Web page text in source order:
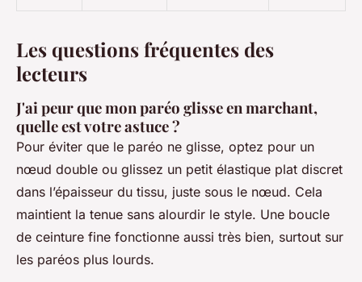
Les questions fréquentes des
lecteurs
J'ai peur que mon paréo glisse en marchant,
quelle est votre astuce ?
Pour éviter que le paréo ne glisse, optez pour un
nœud double ou glissez un petit élastique plat discret
dans l’épaisseur du tissu, juste sous le nœud. Cela
maintient la tenue sans alourdir le style. Une boucle
de ceinture fine fonctionne aussi très bien, surtout sur
les paréos plus lourds.